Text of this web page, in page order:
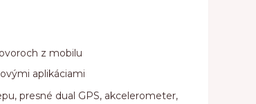
z mobilu
aplikáciami
presné dual GPS, akcelerometer,